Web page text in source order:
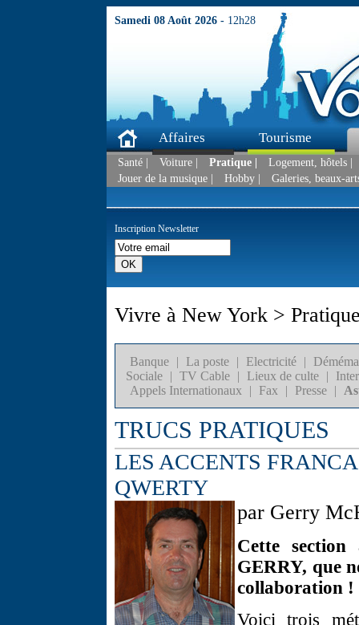
Samedi 08 Août 2026 - 12h28
Affaires Tourisme
Santé | Voiture | Pratique |
Logement, hôtels |
Jouer de la musique |
Hobby | Galeries, beaux-
Inscription Newsletter
Vivre à New York >
Banque | La poste | Electricité |
Sociale
| TV Cable | Lieux de culte |
Appels Internationaux
| Fax | Presse |
TRUCS PRATIQUES
LES ACCENTS
QWERTY
par Gerry
Cette
GERRY, que
collaboration !
Voici trois